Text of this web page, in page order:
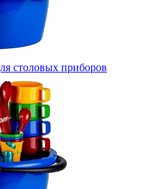
столовых приборов